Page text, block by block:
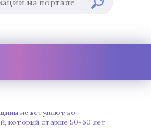
не вступают во
который старше 50-60 лет